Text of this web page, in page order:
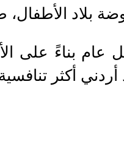
بلاد
أكثر